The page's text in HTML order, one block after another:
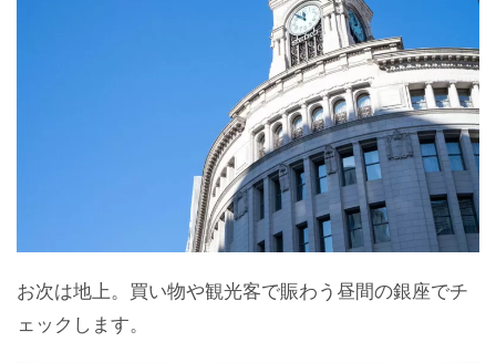
お次は地上。買い物や観光客で賑わう昼間の銀座でチ
ェックします。